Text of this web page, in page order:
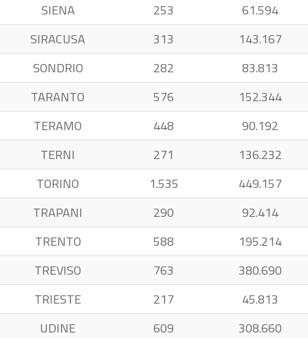
SIENA
253
61.594
SIRACUSA
313
143.167
SONDRIO
282
83.813
TARANTO
576
152.344
TERAMO
448
90.192
TERNI
271
136.232
TORINO
1.535
449.157
TRAPANI
290
92.414
TRENTO
588
195.214
TREVISO
763
380.690
TRIESTE
217
45.813
UDINE
609
308.660